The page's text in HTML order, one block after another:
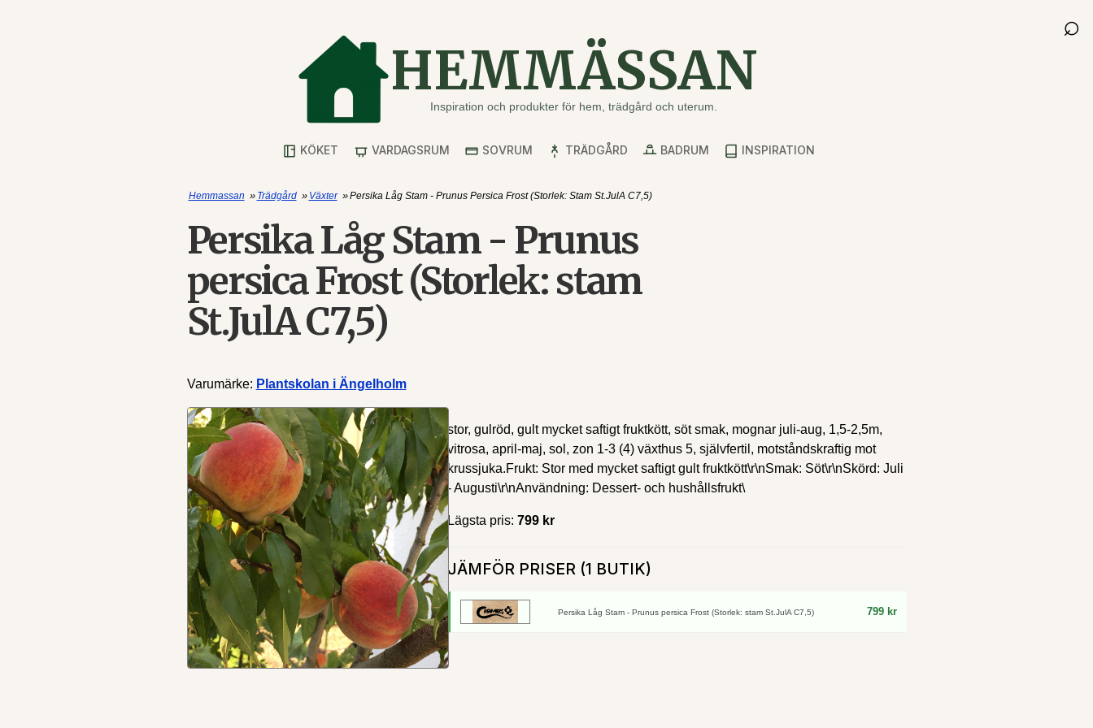
HEMMÄSSAN
Inspiration och produkter för hem, trädgård och uterum.
⌕
KÖKET VARDAGSRUM SOVRUM TRÄDGÅRD BADRUM INSPIRATION
Hemmassan » Trädgård » Växter »Persika Låg Stam - Prunus Persica Frost (Storlek: Stam St.JulA C7,5)
Persika Låg Stam - Prunus
persica Frost (Storlek: stam
St.JulA C7,5)
Varumärke: Plantskolan i Ängelholm
stor, gulröd, gult mycket saftigt fruktkött, söt smak, mognar juli-aug, 1,5-2,5m,
vitrosa, april-maj, sol, zon 1-3 (4) växthus 5, självfertil, motståndskraftig mot
krussjuka.Frukt: Stor med mycket saftigt gult fruktkött\r\nSmak: Söt\r\nSkörd: Juli
- Augusti\r\nAnvändning: Dessert- och hushållsfrukt\
Lägsta pris: 799 kr
JÄMFÖR PRISER (1 BUTIK)
Persika Låg Stam - Prunus persica Frost (Storlek: stam St.JulA C7,5) 799 kr